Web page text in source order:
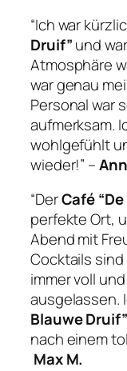
“Ich war
Druif”und
Atmosphäre
war genau
Personal war
aufmerksam.
wohlgefühlt
wieder!” –
“DerCafé
perfekte Ort,
Abend mit
Cocktails
immer voll
ausgelassen.
Blauwe Druif”
nach einem
Max M.